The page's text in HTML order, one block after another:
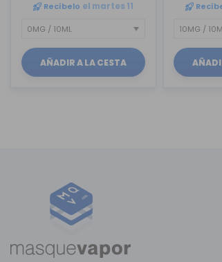
Recíbelo el martes 11
AÑADIR A LA CESTA